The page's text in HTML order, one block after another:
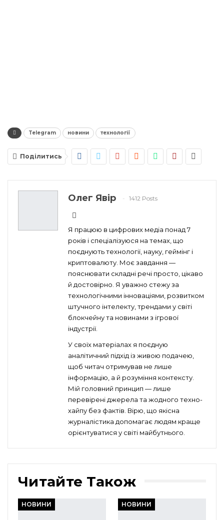
Telegram новини технології
Поділитись
Олег Явір 1412 Posts
Я працюю в цифрових медіа понад 7
років і спеціалізуюся на темах, що
поєднують технології, науку, геймінг і
криптовалюту. Моє завдання —
пояснювати складні речі просто, цікаво
й достовірно. Я уважно стежу за
технологічними інноваціями, розвитком
штучного інтелекту, трендами у світі
блокчейну та новинами з ігрової
індустрії.
У своїх матеріалах я поєдную
аналітичний підхід із живою подачею,
щоб читач отримував не лише
інформацію, а й розуміння контексту.
Мій головний принцип — лише
перевірені джерела та жодного техно-
хайпу без фактів. Вірю, що якісна
журналістика допомагає людям краще
орієнтуватися у світі майбутнього.
Читайте Також
НОВИНИ НОВИНИ